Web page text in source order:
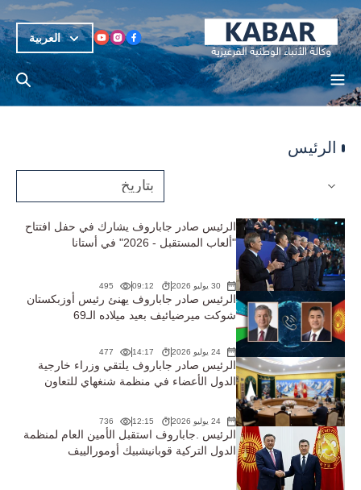
العربية
الرئيس
الرئيس صادر جاباروف يشارك في حفل افتتاح
"ألعاب المستقبل - 2026" في أستانا
30 يوليو 2026 09:12
495
الرئيس صادر جاباروف يهنئ رئيس أوزبكستان
شوكت ميرضيائيف بعيد ميلاده الـ69
24 يوليو 2026 14:17
477
الرئيس صادر جاباروف يلتقي وزراء خارجية
الدول الأعضاء في منظمة شنغهاي للتعاون
24 يوليو 2026 12:15
736
الرئيس .جاباروف استقبل الأمين العام لمنظمة
الدول التركية قوبانيشبيك أومورالييف